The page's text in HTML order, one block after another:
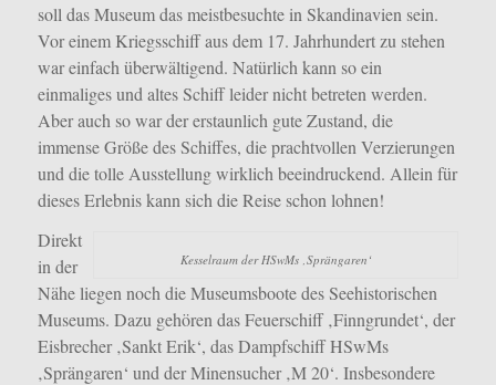
soll das Museum das meistbesuchte in Skandinavien sein.
Vor einem Kriegsschiff aus dem 17. Jahrhundert zu stehen
war einfach überwältigend. Natürlich kann so ein
einmaliges und altes Schiff leider nicht betreten werden.
Aber auch so war der erstaunlich gute Zustand, die
immense Größe des Schiffes, die prachtvollen Verzierungen
und die tolle Ausstellung wirklich beeindruckend. Allein für
dieses Erlebnis kann sich die Reise schon lohnen!
Kesselraum der HSwMs ‚Sprängaren‘
Direkt
in der
Nähe liegen noch die Museumsboote des Seehistorischen
Museums. Dazu gehören das Feuerschiff ‚Finngrundet‘, der
Eisbrecher ‚Sankt Erik‘, das Dampfschiff HSwMs
‚Sprängaren‘ und der Minensucher ‚M 20‘. Insbesondere